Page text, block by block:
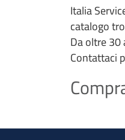
Italia
catalogo
Da oltre 30
Contattaci